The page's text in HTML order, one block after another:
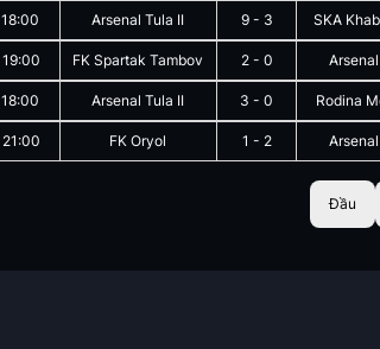
18:00 Arsenal Tula II 9- 3 SKA
19:00 FK Spartak Tambov 2- 0
18:00 Arsenal Tula II 3 -0 Rodina
21:00 FK Oryol 1 - 2
Đầu